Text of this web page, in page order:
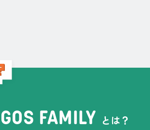
FAMILY とは？